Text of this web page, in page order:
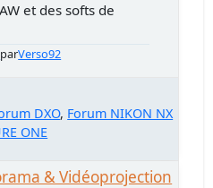
et des softs de
parVerso92
DXO Forum NIKON NX
ONE
& Vidéoprojection